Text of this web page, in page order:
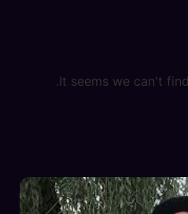
It seems we can't